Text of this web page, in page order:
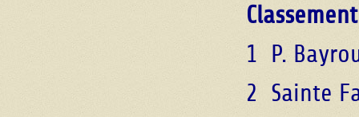
1 P.
2 Sainte